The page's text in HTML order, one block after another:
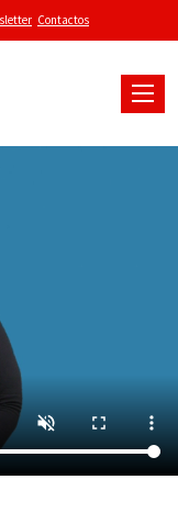
Contactos
Toggle